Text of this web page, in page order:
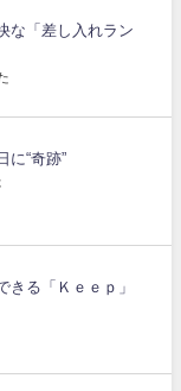
な「差し入れラン
に“奇跡”
きる「Ｋｅｅｐ」